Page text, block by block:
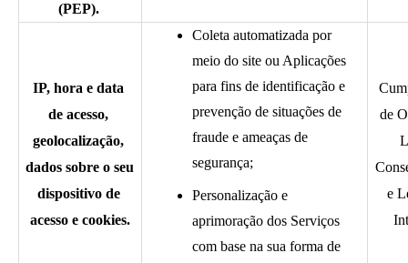
(PEP).
IP, hora e data
de acesso,
geolocalização,
dados sobre o seu
dispositivo de
acesso e cookies.
Coleta automatizada por
meio do site ou Aplicações
para fins de identificação e
prevenção de situações de
fraude e ameaças de
segurança;
Personalização e
aprimoração dos Serviços
com base na sua forma de
de
e